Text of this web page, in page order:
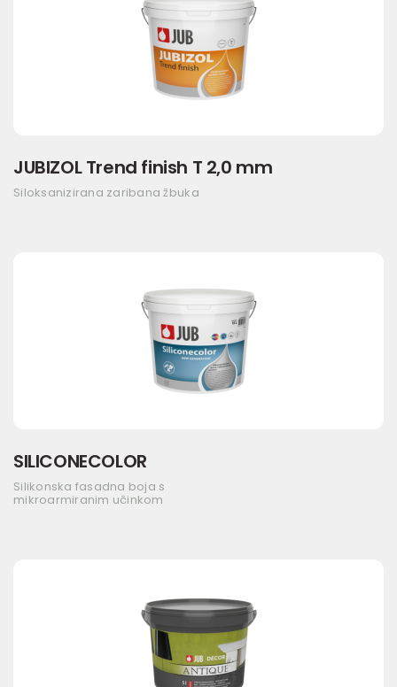
JUBIZOL Trend finish T 2,0 mm
Siloksanizirana zaribana žbuka
SILICONECOLOR
Silikonska fasadna boja s
mikroarmiranim učinkom